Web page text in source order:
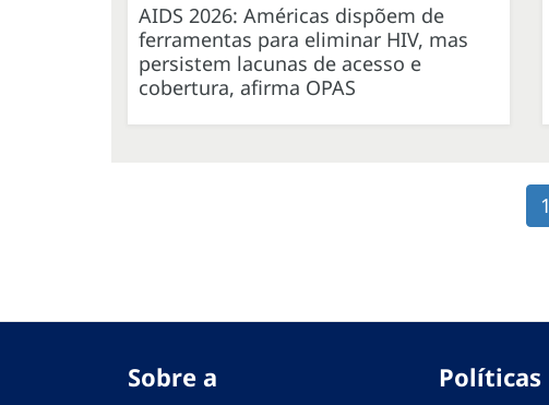
AIDS 2026: Américas dispõem de
ferramentas para eliminar HIV, mas
persistem lacunas de acesso e
cobertura, afirma OPAS
1
Sobre a Políticas